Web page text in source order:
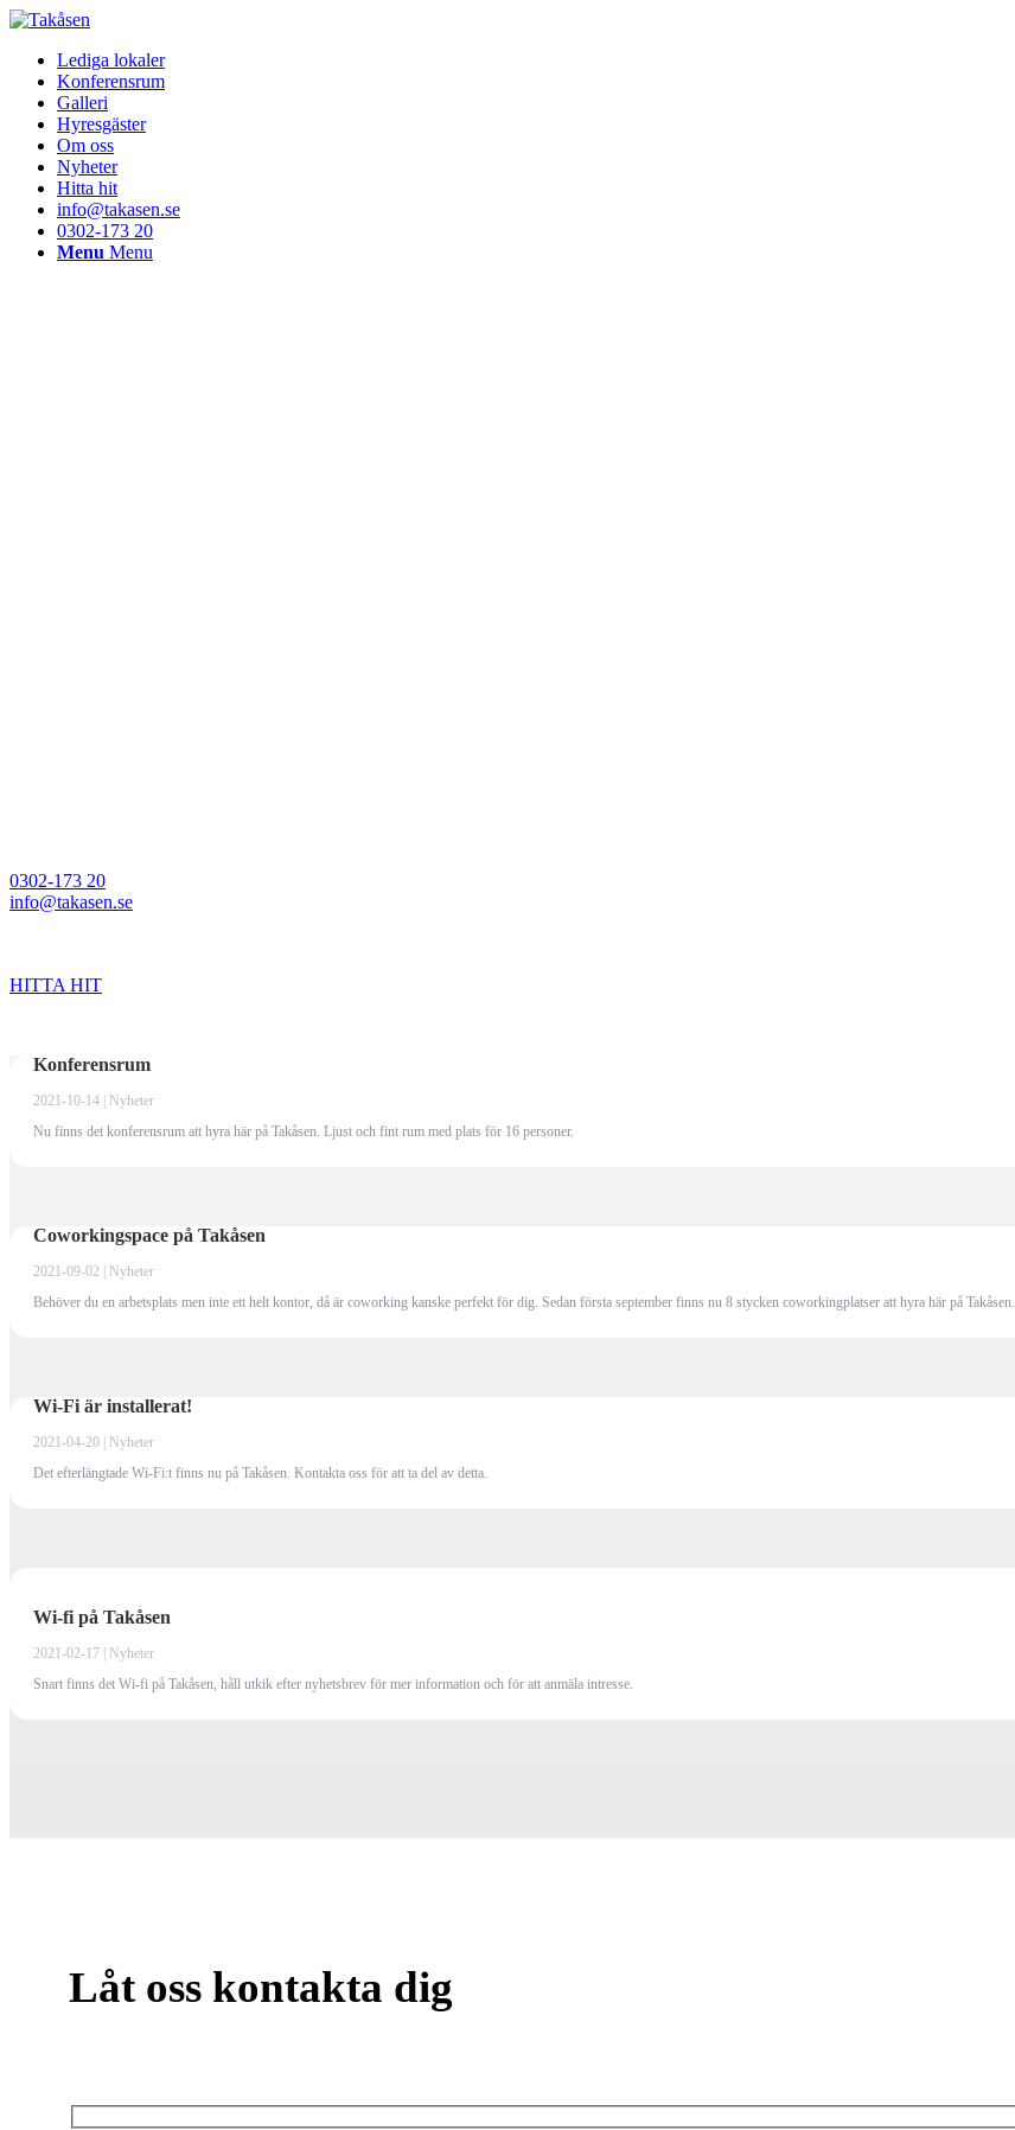
Lediga lokaler
Konferensrum
Galleri
Hyresgäster
Om oss
Nyheter
Hitta hit
info@takasen.se
0302-173 20
Menu Menu
0302-173 20
info@takasen.se
HITTA HIT
Konferensrum
2021-10-14 | Nyheter
Nu finns det konferensrum att hyra här på Takåsen. Ljust och fint rum med plats för 16 personer.
Coworkingspace på Takåsen
2021-09-02 | Nyheter
Behöver du en arbetsplats men inte ett helt kontor, då är coworking kanske perfekt för dig. Sedan första september finns nu 8 stycken coworkingplatser att hyra här på Takåsen.
Wi-Fi är installerat!
2021-04-20 | Nyheter
Det efterlängtade Wi-Fi:t finns nu på Takåsen. Kontakta oss för att ta del av detta.
Wi-fi på Takåsen
2021-02-17 | Nyheter
Snart finns det Wi-fi på Takåsen, håll utkik efter nyhetsbrev för mer information och för att anmäla intresse.
Låt oss kontakta dig